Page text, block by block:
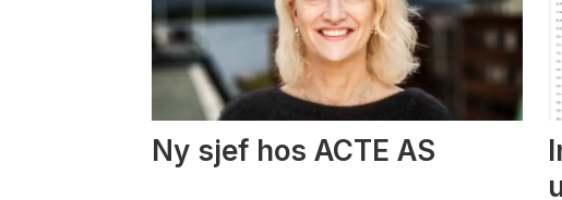
Ny sjef hos ACTE AS